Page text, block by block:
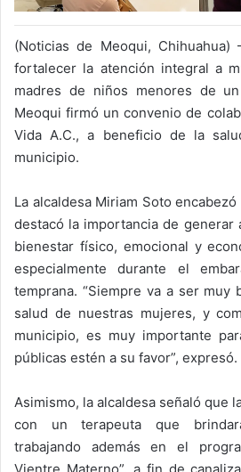
(Noticias de Meoqui,
fortalecer la atención integral a
madres de niños menores de
Meoqui firmó un convenio de
Vida A.C., a beneficio de la
municipio.
La alcaldesa Miriam Soto
destacó la importancia de generar
bienestar físico, emocional y
especialmente durante el
temprana. “Siempre va a ser muy
salud de nuestras mujeres, y
municipio, es muy importante
públicas estén a su favor”, expresó.
Asimismo, la alcaldesa señaló que
con un terapeuta que
trabajando además en el
Vientre Materno”, a fin de